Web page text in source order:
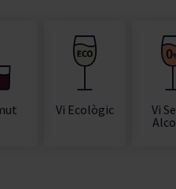
Vi Ecològic
Vi